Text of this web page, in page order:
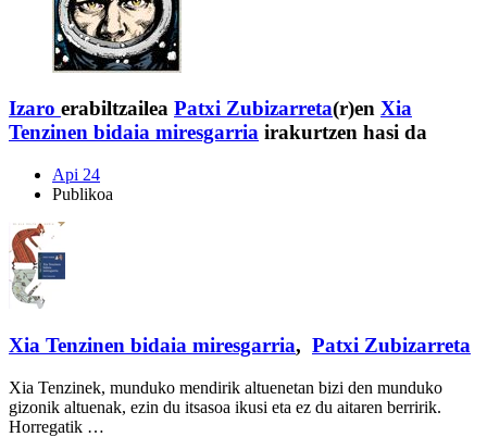
Izaro erabiltzailea Patxi Zubizarreta(r)en Xia
Tenzinen bidaia miresgarria irakurtzen hasi da
Api 24
Publikoa
Xia Tenzinen bidaia miresgarria, Patxi Zubizarreta
Xia Tenzinek, munduko mendirik altuenetan bizi den munduko
gizonik altuenak, ezin du itsasoa ikusi eta ez du aitaren berririk.
Horregatik …